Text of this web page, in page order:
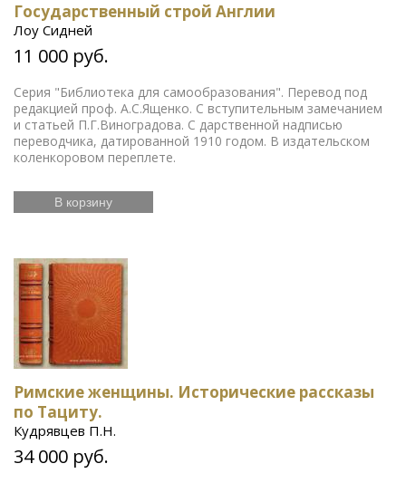
Государственный строй Англии
Лоу Сидней
11 000 руб.
Серия "Библиотека для самообразования". Перевод под
редакцией проф. А.С.Ященко. С вступительным замечанием
и статьей П.Г.Виноградова. С дарственной надписью
переводчика, датированной 1910 годом. В издательском
коленкоровом переплете.
В корзину
Римские женщины. Исторические рассказы
по Тациту.
Кудрявцев П.Н.
34 000 руб.